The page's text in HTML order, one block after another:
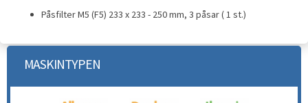
Påsfilter M5 (F5) 233 x 233 - 250 mm, 3 påsar ( 1 st.)
MASKINTYPEN